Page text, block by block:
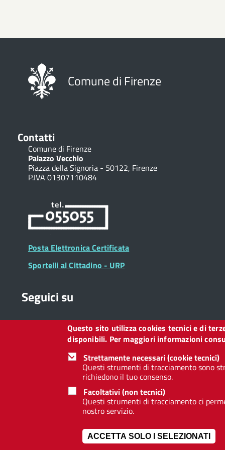
Comune di Firenze
Contatti
Comune di Firenze
Palazzo Vecchio
Piazza della Signoria - 50122, Firenze
P.IVA 01307110484
Posta Elettronica Certificata
Sportelli al Cittadino - URP
Seguici su
Collegamento
Facebook
Collegamento
a
Twitter
Collegamento
a
Instagram
Collegamento
a
LinkedIn
Collegamento
a
You
Tube
Collegamento
a
Telegram
a
Whatsapp
Redazione web Privacy Note legali
Questo sito utilizza cookies tecnici e di
disponibili. Per maggiori informazioni
Strettamente necessari (cookie tecnici)
Questi strumenti di tracciamento sono
richiedono il tuo consenso.
Facoltativi (non tecnici)
Questi strumenti di tracciamento ci
nostro servizio.
ACCETTA SOLO I SELEZIONATI